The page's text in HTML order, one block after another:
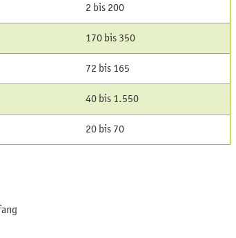
2 bis 200
170 bis 350
72 bis 165
40 bis 1.550
20 bis 70